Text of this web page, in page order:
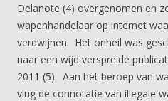
Delanote (4) overgenomen en
wapenhandelaar op internet
verdwijnen. Het onheil was
naar een wijd verspreide
2011 (5). Aan het beroep van
vlug de connotatie van illegale